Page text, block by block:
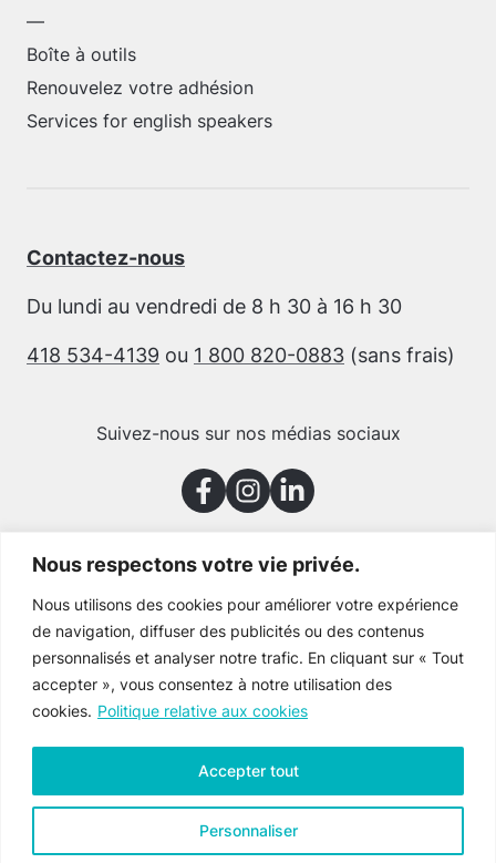
Nous respectons votre vie privée.
Nous utilisons des cookies pour améliorer votre expérience
de navigation, diffuser des publicités ou des contenus
personnalisés et analyser notre trafic. En cliquant sur « Tout
accepter », vous consentez à notre utilisation des
cookies. Politique relative aux cookies
Personnaliser
Accepter tout
—
Boîte à outils
Renouvelez votre adhésion
Services for english speakers
Contactez-nous
Du lundi au vendredi de 8 h 30 à 16 h 30
418 534-4139 ou 1 800 820-0883 (sans frais)
Suivez-nous sur nos médias sociaux
Merci à nos partenaires